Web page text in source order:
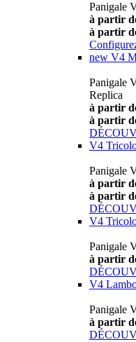
Panigale
à partir
à partir
new V4
Panigale
Replica
à partir
à partir
V4
Panigale
à partir
à partir
V4
Panigale
à partir
V4
Panigale
à partir